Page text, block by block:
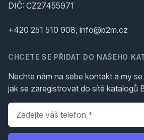
DIČ: CZ27455971
+420 251 510 908, info@b2m.cz
CHCETE SE PŘIDAT DO NAŠEHO
Nechte nám na sebe kontakt a my
jak se zaregistrovat do sítě katalogů
Telefon